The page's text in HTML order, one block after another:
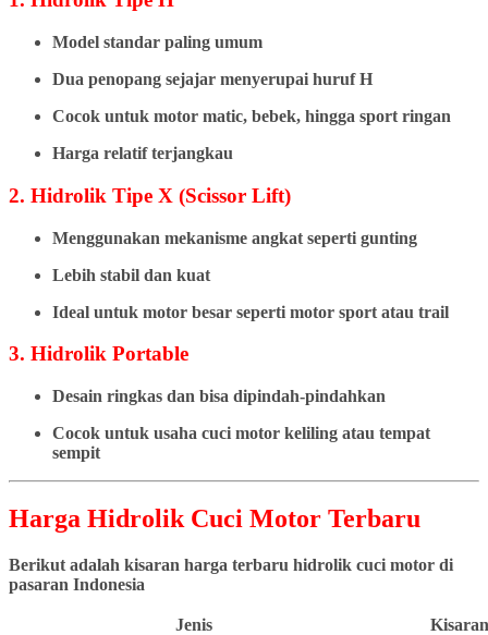
Model standar paling umum
Dua penopang sejajar menyerupai huruf H
Cocok untuk motor matic, bebek, hingga sport ringan
Harga relatif terjangkau
2. Hidrolik Tipe X (Scissor Lift)
Menggunakan mekanisme angkat seperti gunting
Lebih stabil dan kuat
Ideal untuk motor besar seperti motor sport atau trail
3. Hidrolik Portable
Desain ringkas dan bisa dipindah-pindahkan
Cocok untuk usaha cuci motor keliling atau tempat
sempit
Harga Hidrolik Cuci Motor Terbaru
Berikut adalah kisaran harga terbaru hidrolik cuci motor di
pasaran Indonesia
Jenis